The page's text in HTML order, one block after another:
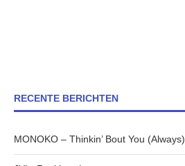
RECENTE BERICHTEN
MONOKO – Thinkin’ Bout You (Always)